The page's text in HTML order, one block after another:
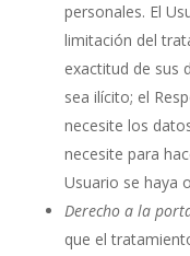
personales. El
limitación del
exactitud de sus
sea ilícito; el
necesite los
necesite para
Usuario se haya
Derecho a la
que el